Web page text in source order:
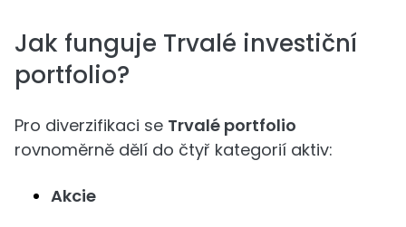
Jak funguje Trvalé investiční
portfolio?
Pro diverzifikaci se Trvalé portfolio
rovnoměrně dělí do čtyř kategorií aktiv:
Akcie